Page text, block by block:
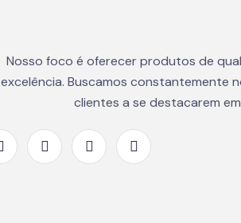
Nosso foco é oferecer produtos de
excelência. Buscamos constantemente
clientes a se destacarem